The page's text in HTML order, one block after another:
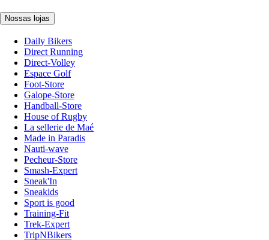
Nossas lojas
Daily Bikers
Direct Running
Direct-Volley
Espace Golf
Foot-Store
Galope-Store
Handball-Store
House of Rugby
La sellerie de Maé
Made in Paradis
Nauti-wave
Pecheur-Store
Smash-Expert
Sneak'In
Sneakids
Sport is good
Training-Fit
Trek-Expert
TripNBikers